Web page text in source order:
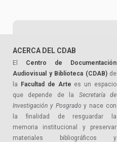
ACERCA DEL CDAB
El Centro de Documentación
Audiovisual y Biblioteca (CDAB)de
la
Facultad de Arte es un espacio
que depende de la Secretaría de
Investigación y Posgrado y nace con
la finalidad de resguardar la
memoria institucional y preservar
materiales bibliográficos y